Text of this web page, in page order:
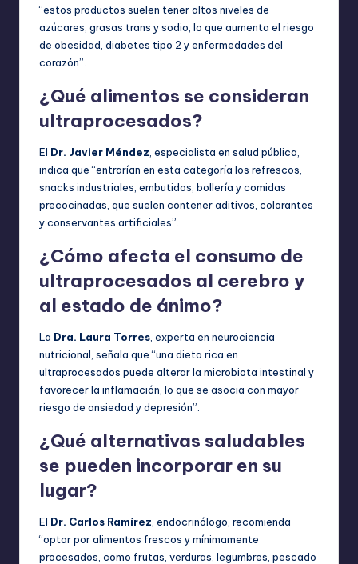
“estos productos suelen tener altos niveles de
azúcares, grasas trans y sodio, lo que aumenta el riesgo
de obesidad, diabetes tipo 2 y enfermedades del
corazón”.
¿Qué alimentos se consideran
ultraprocesados?
El Dr. Javier Méndez , especialista en salud pública,
indica que “entrarían en esta categoría los refrescos,
snacks industriales, embutidos, bollería y comidas
precocinadas, que suelen contener aditivos, colorantes
y conservantes artificiales”.
¿Cómo afecta el consumo de
ultraprocesados al cerebro y
al estado de ánimo?
La Dra. Laura Torres , experta en neurociencia
nutricional, señala que “una dieta rica en
ultraprocesados puede alterar la microbiota intestinal y
favorecer la inflamación, lo que se asocia con mayor
riesgo de ansiedad y depresión”.
¿Qué alternativas saludables
se pueden incorporar en su
lugar?
El Dr. Carlos Ramírez , endocrinólogo, recomienda
“optar por alimentos frescos y mínimamente
procesados, como frutas, verduras, legumbres, pescado